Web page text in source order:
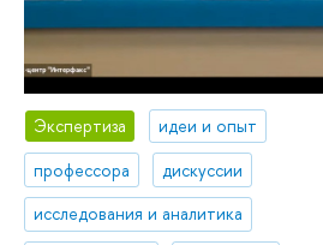
Экспертиза
идеи и опыт
профессора
дискуссии
исследования и аналитика